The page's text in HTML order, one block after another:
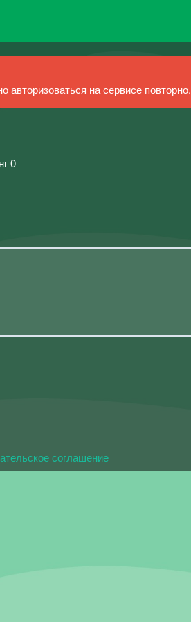
на сервисе повторно.
0
соглашение